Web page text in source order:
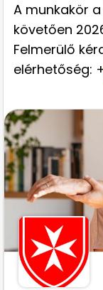
A munkakör
követően
Felmerülő
elérhetőség: +